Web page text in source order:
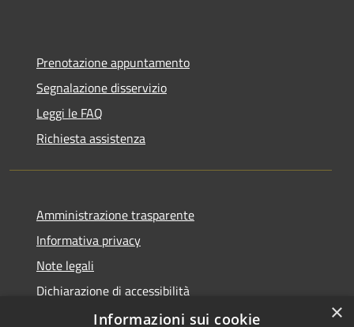
Prenotazione appuntamento
Segnalazione disservizio
Leggi le FAQ
Richiesta assistenza
Amministrazione trasparente
Informativa privacy
Note legali
Dichiarazione di accessibilità
Informative Privacy
×
Informazioni sui cookie